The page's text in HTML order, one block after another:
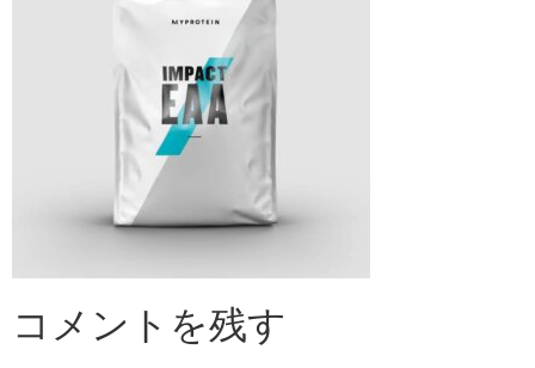
コメントを残す